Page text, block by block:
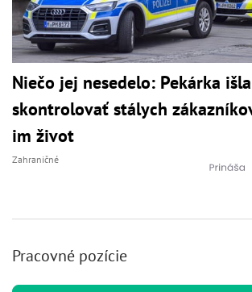
Niečo jej nesedelo: Pekárka išla
skontrolovať stálych
im život
Zahraničné
Pracovné pozície